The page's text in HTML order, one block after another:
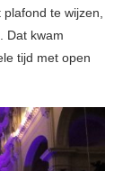
te wijzen,
Dat kwam
tijd met open